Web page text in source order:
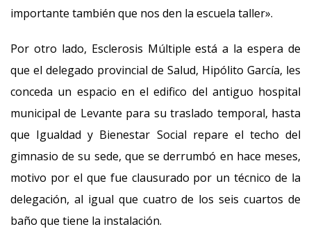
importante también que nos den la escuela taller».
Por otro lado, Esclerosis Múltiple está a la espera de
que el delegado provincial de Salud, Hipólito García, les
conceda un espacio en el edifico del antiguo hospital
municipal de Levante para su traslado temporal, hasta
que Igualdad y Bienestar Social repare el techo del
gimnasio de su sede, que se derrumbó en hace meses,
motivo por el que fue clausurado por un técnico de la
delegación, al igual que cuatro de los seis cuartos de
baño que tiene la instalación.